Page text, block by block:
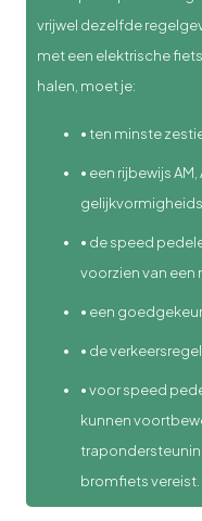
vrijwel dezelfde
met een elektrische
halen, moet je:
•ten minste
• een rijbewijs AM,
• de speed
voorzien van een
• een
• de
•voor speed
kunnen
bromfiets vereist.